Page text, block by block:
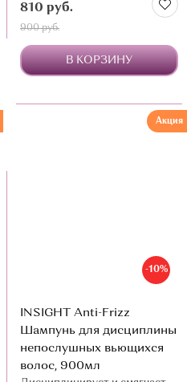
810 руб.
900 руб.
В КОРЗИНУ
-10%
Акция
INSIGHT Anti-Frizz
Шампунь для дисциплины
непослушных вьющихся
волос, 900мл